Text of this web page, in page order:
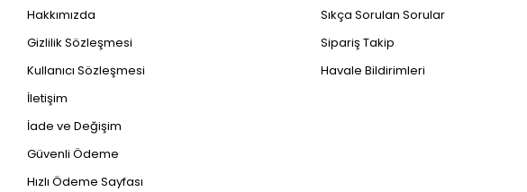
Hakkımızda
Gizlilik Sözleşmesi
Kullanıcı Sözleşmesi
İletişim
İade ve Değişim
Güvenli Ödeme
Hızlı Ödeme Sayfası
Sıkça Sorulan Sorular
Sipariş Takip
Havale Bildirimleri